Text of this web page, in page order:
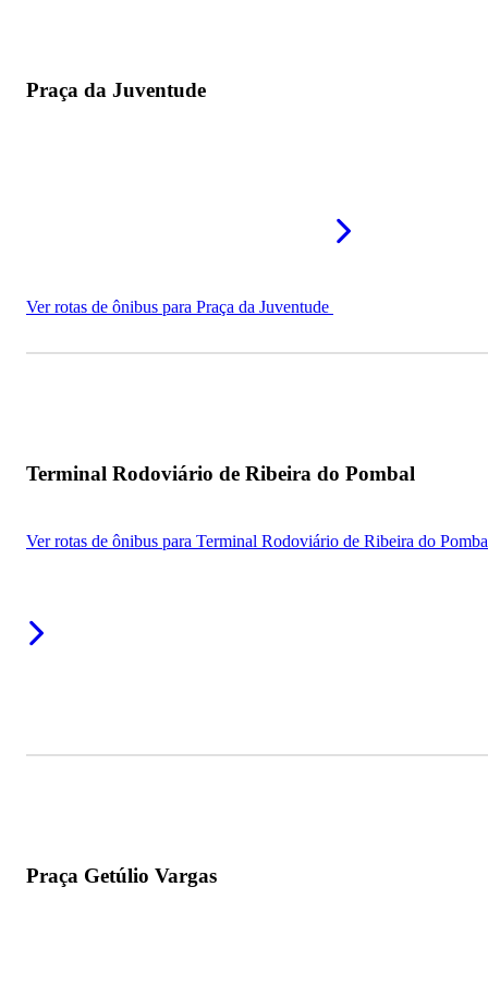
Praça da Juventude
Ver rotas de ônibus para Praça da Juventude
Terminal Rodoviário de Ribeira do Pombal
Ver rotas de ônibus para Terminal Rodoviário de Ribeira do
Praça Getúlio Vargas